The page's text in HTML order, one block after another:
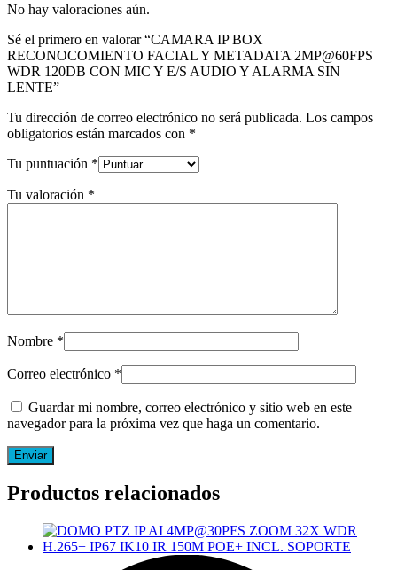
No hay valoraciones aún.
Sé el primero en valorar “CAMARA IP BOX
RECONOCOMIENTO FACIAL Y METADATA 2MP@60FPS
WDR 120DB CON MIC Y E/S AUDIO Y ALARMA SIN
LENTE”
Tu dirección de correo electrónico no será publicada. Los campos
obligatorios están marcados con *
Tu puntuación *
Tu valoración *
Nombre *
Correo electrónico *
Guardar mi nombre, correo electrónico y sitio web en este
navegador para la próxima vez que haga un comentario.
Productos relacionados